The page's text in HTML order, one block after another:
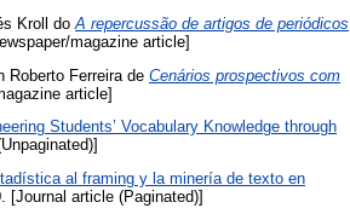
Kroll do A repercussão de artigos de periódicos
magazine article]
Roberto Ferreira de Cenários prospectivos com
article]
Students’ Vocabulary Knowledge through
al framing y la minería de texto en
[Journal article (Paginated)]